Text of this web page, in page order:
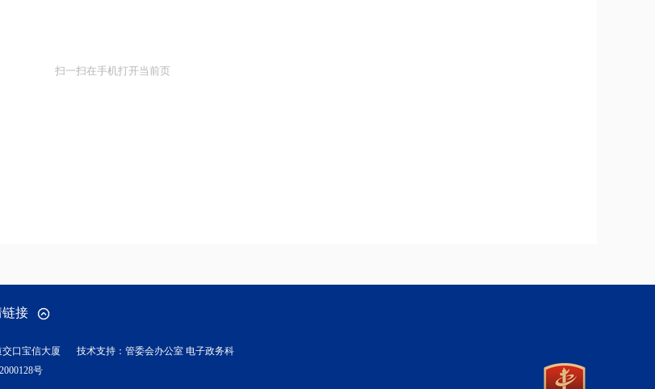
扫一扫在手机打开当前页
接
口宝信大厦
技术支持：管委会办公室 电子政务科
号